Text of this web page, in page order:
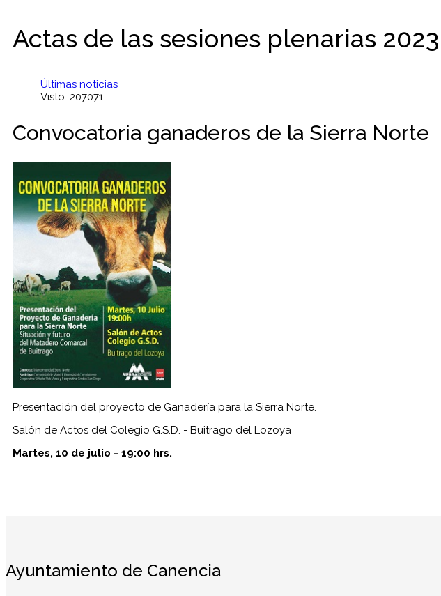
Actas de las sesiones plenarias 2023
Últimas noticias
Visto: 207071
Convocatoria ganaderos de la Sierra Norte
Presentación del proyecto de Ganadería para la Sierra Norte.
Salón de Actos del Colegio G.S.D. - Buitrago del Lozoya
Martes, 10 de julio - 19:00 hrs.
Ayuntamiento de Canencia